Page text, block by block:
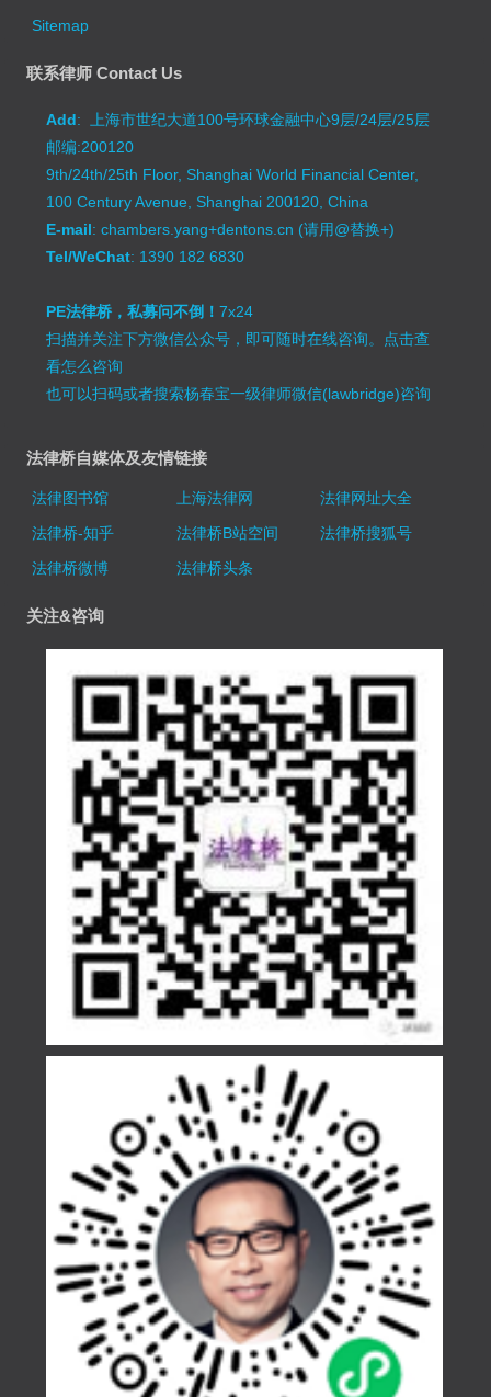
Sitemap
联系律师 Contact Us
Add: 上海市世纪大道100号环球金融中心9层/24层/25层
邮编:200120
9th/24th/25th Floor, Shanghai World Financial Center,
100 Century Avenue, Shanghai 200120, China
E-mail: chambers.yang+dentons.cn (请用@替换+)
Tel/WeChat: 1390 182 6830
PE法律桥，私募问不倒！7x24
扫描并关注下方微信公众号，即可随时在线咨询。 点击查
看怎么咨询
也可以扫码或者搜索杨春宝一级律师微信(lawbridge)咨询
法律桥自媒体及友情链接
法律图书馆 上海法律网
法律网址大全
法律桥-知乎
法律桥B站空间
法律桥搜狐号
法律桥微博
法律桥头条
关注&咨询